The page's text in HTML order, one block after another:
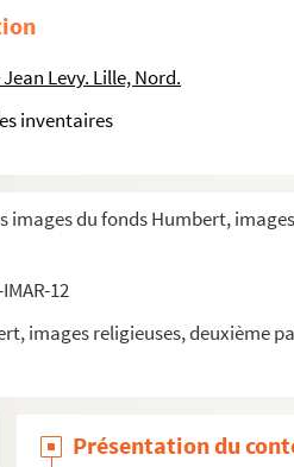
Levy. Lille, Nord.
inventaires
images du fonds Humbert,
12
images religieuses, deuxième
romaine
romaine
romaine
romaine
romaine
romaine
romaine
romainePrésentation du